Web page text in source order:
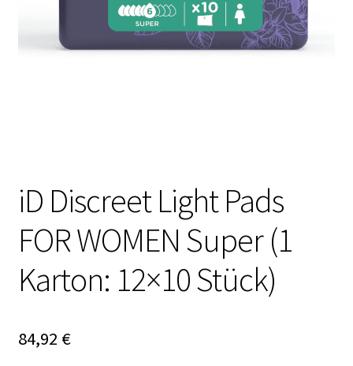
iD Discreet Light Pads
FOR WOMEN Super (1
Karton: 12×10 Stück)
84,92 €